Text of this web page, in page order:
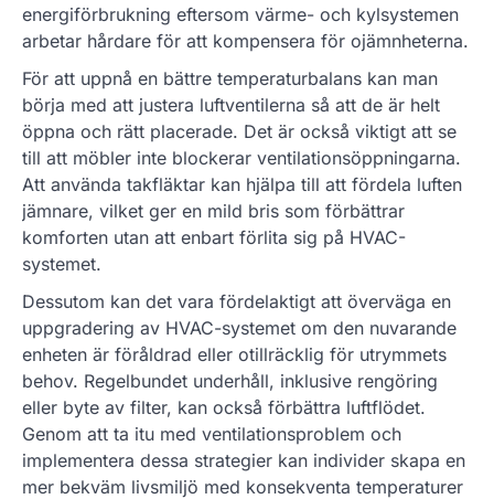
energiförbrukning eftersom värme- och kylsystemen
arbetar hårdare för att kompensera för ojämnheterna.
För att uppnå en bättre temperaturbalans kan man
börja med att justera luftventilerna så att de är helt
öppna och rätt placerade. Det är också viktigt att se
till att möbler inte blockerar ventilationsöppningarna.
Att använda takfläktar kan hjälpa till att fördela luften
jämnare, vilket ger en mild bris som förbättrar
komforten utan att enbart förlita sig på HVAC-
systemet.
Dessutom kan det vara fördelaktigt att överväga en
uppgradering av HVAC-systemet om den nuvarande
enheten är föråldrad eller otillräcklig för utrymmets
behov. Regelbundet underhåll, inklusive rengöring
eller byte av filter, kan också förbättra luftflödet.
Genom att ta itu med ventilationsproblem och
implementera dessa strategier kan individer skapa en
mer bekväm livsmiljö med konsekventa temperaturer